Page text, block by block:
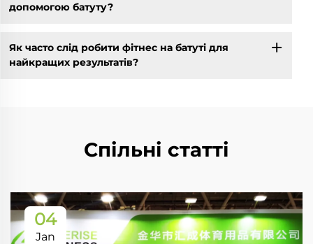
допомогою батуту?
Як часто слід робити фітнес на батуті для
найкращих результатів?
Спільні статті
04
Jan